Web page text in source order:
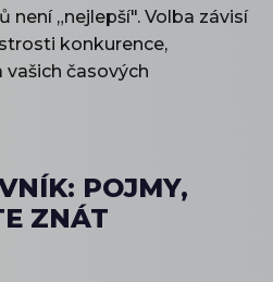
„nejlepší". Volba závisí
konkurence,
časových
POJMY,
ZNÁT